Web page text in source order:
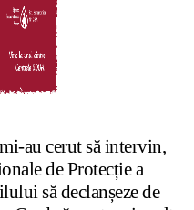
au cerut să intervin,
de Protecție a
să declanșeze de